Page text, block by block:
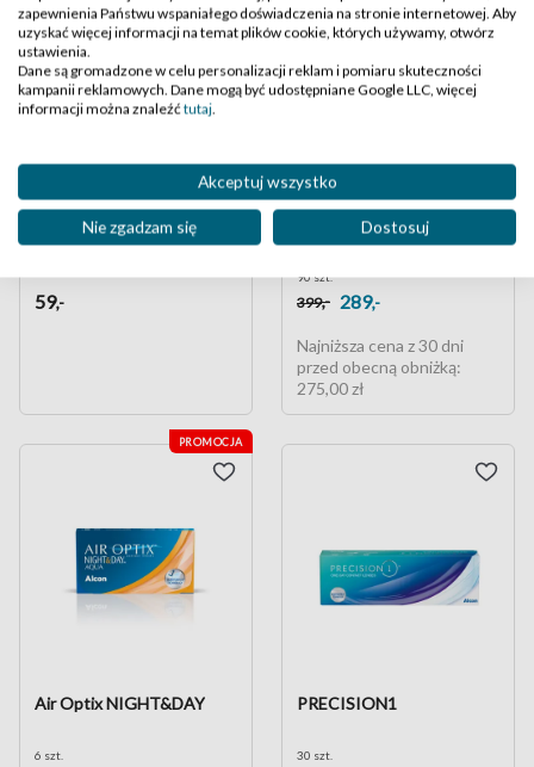
All Vue Colors Soft plus
59,-
Dailies Total1
90 szt.
399,- 289,-
Najniższa cena z 30 dni
przed obecną obniżką:
275,00 zł
PROMOCJA
Air Optix NIGHT&DAY
6 szt.
PRECISION1
30 szt.
zapewnienia Państwu wspaniałego doświadczenia na stronie internetowej. Aby
uzyskać więcej informacji na temat plików cookie, których używamy, otwórz
ustawienia.
Dane są gromadzone w celu personalizacji reklam i pomiaru skuteczności
kampanii reklamowych. Dane mogą być udostępniane Google LLC, więcej
informacji można znaleźćtutaj.
Akceptuj wszystko
Nie zgadzam się Dostosuj